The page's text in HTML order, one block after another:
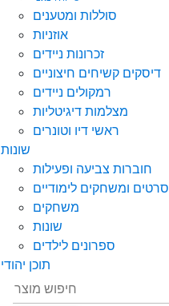
סוללות ומטענים
אוזניות
זכרונות ניידים
דיסקים קשיחים חיצוניים
רמקולים ניידים
מצלמות דיגיטליות
ראשי דיו וטונרים
שונות
חוברות צביעה ופעילות
סרטים ומשחקים לימודיים
משחקים
שונות
ספרונים לילדים
תוכן יהודי